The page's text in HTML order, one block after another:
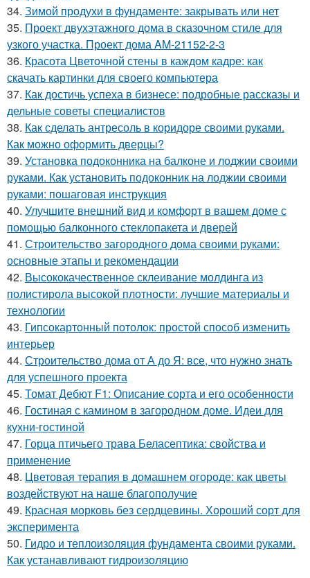
34. Зимой продухи в фундаменте: закрывать или нет
35. Проект двухэтажного дома в сказочном стиле для
узкого участка. Проект дома AM-21152-2-3
36. Красота Цветочной стены в каждом кадре: как
скачать картинки для своего компьютера
37. Как достичь успеха в бизнесе: подробные рассказы и
дельные советы специалистов
38. Как сделать антресоль в коридоре своими руками.
Как можно оформить дверцы?
39. Установка подоконника на балконе и лоджии своими
руками. Как установить подоконник на лоджии своими
руками: пошаговая инструкция
40. Улучшите внешний вид и комфорт в вашем доме с
помощью балконного стеклопакета и дверей
41. Строительство загородного дома своими руками:
основные этапы и рекомендации
42. Высококачественное склеивание молдинга из
полистирола высокой плотности: лучшие материалы и
технологии
43. Гипсокартонный потолок: простой способ изменить
интерьер
44. Строительство дома от А до Я: все, что нужно знать
для успешного проекта
45. Томат Дебют F1: Описание сорта и его особенности
46. Гостиная с камином в загородном доме. Идеи для
кухни-гостиной
47. Горца птичьего трава Беласептика: свойства и
применение
48. Цветовая терапия в домашнем огороде: как цветы
воздействуют на наше благополучие
49. Красная морковь без сердцевины. Хороший сорт для
эксперимента
50. Гидро и теплоизоляция фундамента своими руками.
Как устанавливают гидроизоляцию